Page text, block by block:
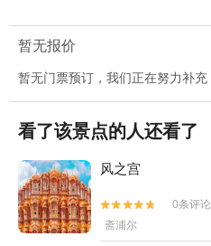
暂无报价
暂无门票预订，我们正在努力补充
看了该景点的人还看了
风之宫


0条评论
斋浦尔